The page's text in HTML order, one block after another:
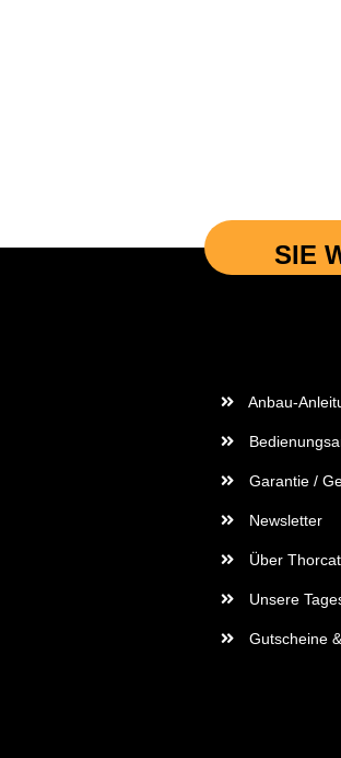
SIE
Anbau-
Garantie /
Newsletter
Über Thorcat
Unsere
Gutscheine